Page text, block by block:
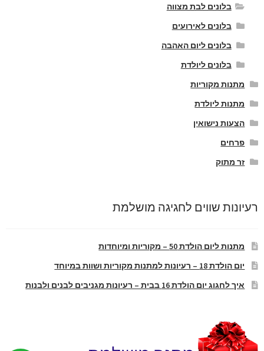
בלונים לבת מצווה
בלונים לאירועים
בלונים ליום האהבה
בלונים ליולדת
מתנות מקוריות
מתנות ליולדת
הצעות נישואין
פרחים
זר מתוק
רעיונות שווים לחגיגה מושלמת
מתנות ליום הולדת 50 – מקוריות ומיוחדות
יום הולדת 18 – רעיונות למתנות מקוריות ושוות במיוחד
איך לחגוג יום הולדת 16 בבית – רעיונות מגניבים לבנים ולבנות